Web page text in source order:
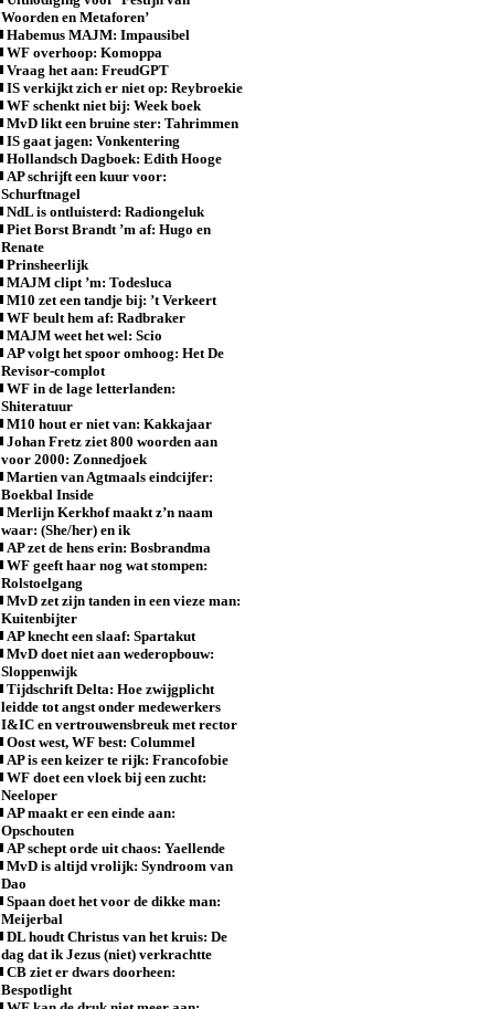
Woorden en Metaforen’
Habemus MAJM: Impausibel
WF overhoop: Komoppa
Vraag het aan: FreudGPT
IS verkijkt zich er niet op: Reybroekie
WF schenkt niet bij: Week boek
MvD likt een bruine ster: Tahrimmen
IS gaat jagen: Vonkentering
Hollandsch Dagboek: Edith Hooge
AP schrijft een kuur voor:
Schurftnagel
NdL is ontluisterd: Radiongeluk
Piet Borst Brandt ’m af: Hugo en
Renate
Prinsheerlijk
MAJM clipt ’m: Todesluca
M10 zet een tandje bij: ’t Verkeert
WF beult hem af: Radbraker
MAJM weet het wel: Scio
AP volgt het spoor omhoog: Het De
Revisor-complot
WF in de lage letterlanden:
Shiteratuur
M10 hout er niet van: Kakkajaar
Johan Fretz ziet 800 woorden aan
voor 2000: Zonnedjoek
Martien van Agtmaals eindcijfer:
Boekbal Inside
Merlijn Kerkhof maakt z’n naam
waar: (She/her) en ik
AP zet de hens erin: Bosbrandma
WF geeft haar nog wat stompen:
Rolstoelgang
MvD zet zijn tanden in een vieze man:
Kuitenbijter
AP knecht een slaaf: Spartakut
MvD doet niet aan wederopbouw:
Sloppenwijk
Tijdschrift Delta: Hoe zwijgplicht
leidde tot angst onder medewerkers
I&IC en vertrouwensbreuk met rector
Oost west, WF best: Colummel
AP is een keizer te rijk: Francofobie
WF doet een vloek bij een zucht:
Neeloper
AP maakt er een einde aan:
Opschouten
AP schept orde uit chaos: Yaellende
MvD is altijd vrolijk: Syndroom van
Dao
Spaan doet het voor de dikke man:
Meijerbal
DL houdt Christus van het kruis: De
dag dat ik Jezus (niet) verkrachtte
CB ziet er dwars doorheen:
Bespotlight